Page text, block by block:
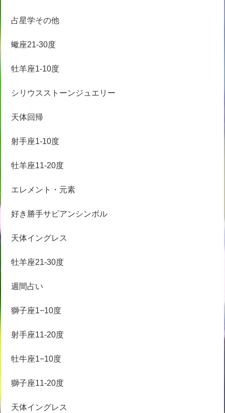
占星学その他
蠍座21-30度
牡羊座1-10度
シリウスストーンジュエリー
天体回帰
射手座1-10度
牡羊座11-20度
エレメント・元素
好き勝手サビアンシンボル
天体イングレス
牡羊座21-30度
週間占い
獅子座1−10度
射手座11-20度
牡牛座1−10度
獅子座11-20度
天体イングレス